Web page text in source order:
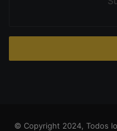
© Copyright 2024, Todos